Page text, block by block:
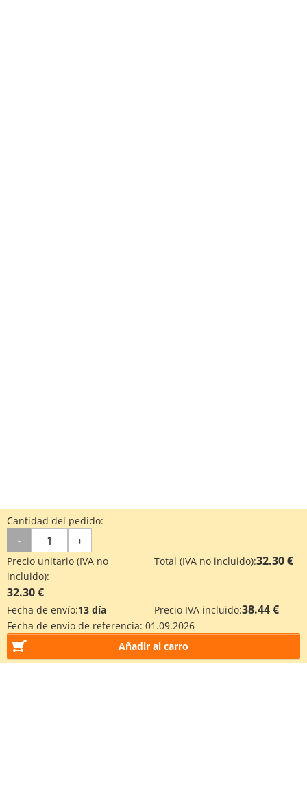
Cantidad del pedido:
- +
Precio unitario (IVA no
incluido):
32.30 €
Total (IVA no incluido):32.30 €
Fecha de envío:13 día Precio IVA incluido:38.44 €
Fecha de envío de referencia: 01.09.2026
Añadir al carro